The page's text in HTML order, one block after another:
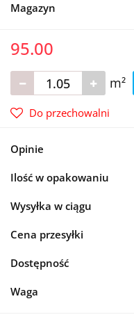
Magazyn
95.00
m²
Do przechowalni
Opinie
Ilość w opakowaniu
Wysyłka w ciągu
Cena przesyłki
Dostępność
Waga